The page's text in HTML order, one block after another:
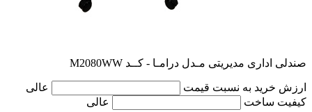
صندلی اداری مدیریتی مـدل درامـا - کــد M2080WW
ارزش خرید به نسبت قیمت
عالی
کیفیت ساخت
عالی